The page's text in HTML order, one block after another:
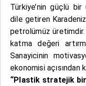
Türkiye’nin güçlü
dile getiren
petrolümüz
katma değeri
Sanayicinin
ekonomisi açısından
“Plastik stratejik bir